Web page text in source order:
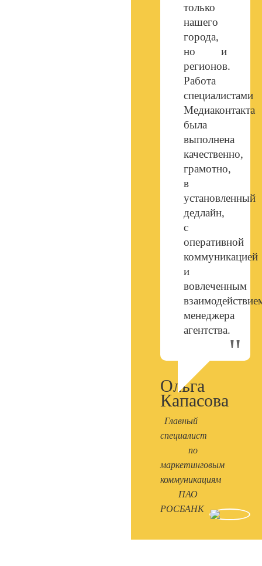
только
нашего
города,
но и
регионов.
Работа
специалистами
Медиаконтакта
была
выполнена
качественно,
грамотно,
в
установленный
дедлайн,
с
оперативной
коммуникацией
и
вовлеченным
менеджера
агентства.
Ольга
Капасова
Главный
специалист
по
маркетинговым
коммуникациям
ПАО
РОСБАНК